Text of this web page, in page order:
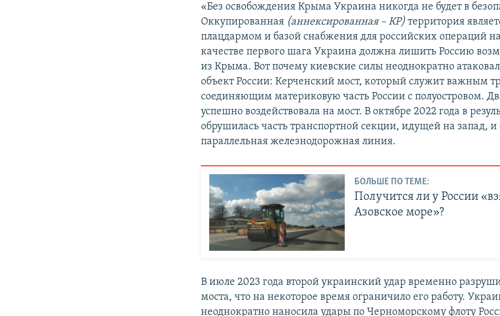
«Без освобождения Крыма Украина никогда не будет в
Оккупированная (аннексированная – КР) территория
плацдармом и базой снабжения для российских операций
качестве первого шага Украина должна лишить Россию
из Крыма. Вот почему киевские силы неоднократно
объект России: Керченский мост, который служит важным
соединяющим материковую часть России с полуостровом.
успешно воздействовала на мост. В октябре 2022 года в
обрушилась часть транспортной секции, идущей на запад,
параллельная железнодорожная линия.
БОЛЬШЕ ПО ТЕМЕ:
Получится ли у России
Азовское море»?
В июле 2023 года второй украинский удар временно
моста, что на некоторое время ограничило его работу.
неоднократно наносила удары по Черноморскому флоту